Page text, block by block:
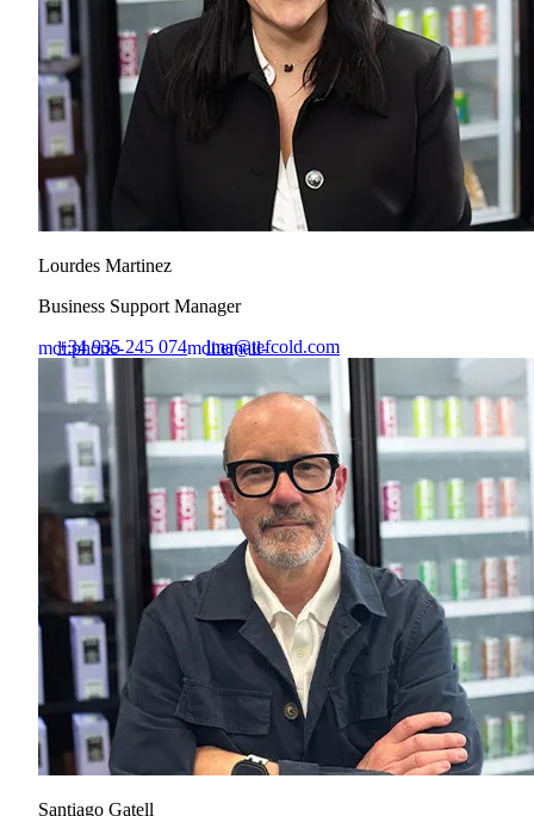
Lourdes Martinez
Business Support Manager
mdi:phone-
outline
+34 935 245 074mdi:email-
lma@tefcold.com
Santiago Gatell